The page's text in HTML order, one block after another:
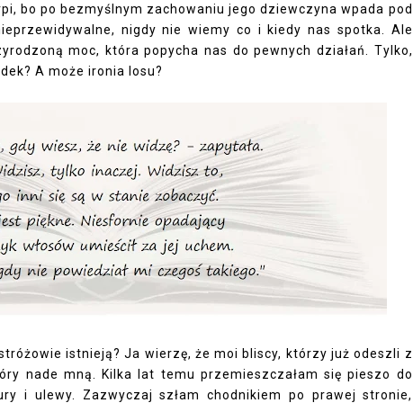
bo po bezmyślnym zachowaniu jego dziewczyna wpada pod
nigdy nie wiemy co i kiedy nas spotka. Ale
moc, która popycha nas do pewnych działań. Tylko,
A może ironia losu?
istnieją? Ja wierzę, że moi bliscy, którzy już odeszli z
nade mną. Kilka lat temu przemieszczałam się pieszo do
i ulewy. Zazwyczaj szłam chodnikiem po prawej stronie,